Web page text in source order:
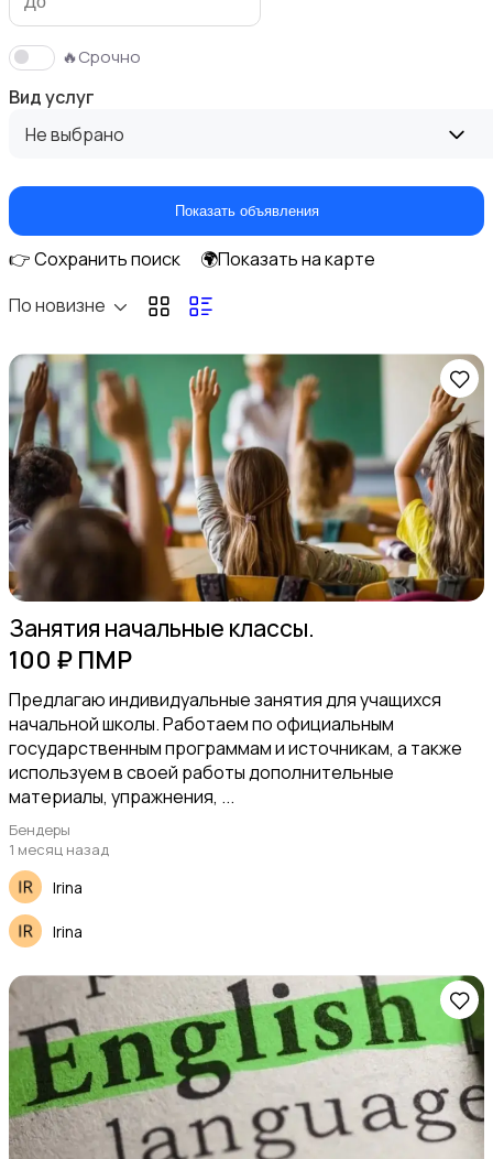
Уборка
Деловые услуги
Компьютерные услуги
Ремонт и строительство
Перевозки
Красота и здоровье
Фото- и видеосъемка
🔥Срочно
Вид услуг
Не выбрано
Показать объявления
👉 Сохранить поиск
🌍Показать на карте
По новизне
Занятия начальные классы.
100 ₽ ПМР
Предлагаю индивидуальные занятия для учащихся
начальной школы. Работаем по официальным
государственным программам и источникам, а также
используем в своей работы дополнительные
материалы, упражнения, ...
Бендеры
1 месяц назад
Irina
Irina